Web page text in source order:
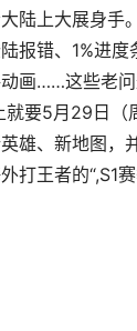
陆上大展身手
报错、1%进
画……这些老
要5月29日（
雄、新地图，
打王者的“,S1